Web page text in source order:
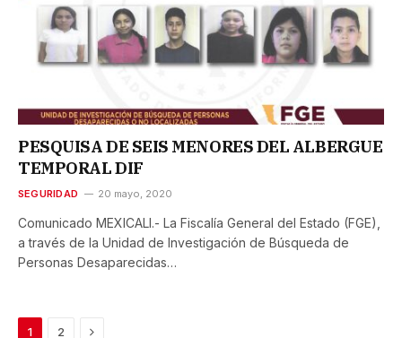
PESQUISA DE SEIS MENORES DEL ALBERGUE
TEMPORAL DIF
SEGURIDAD 20 mayo, 2020
Comunicado MEXICALI.- La Fiscalía General del Estado (FGE),
a través de la Unidad de Investigación de Búsqueda de
Personas Desaparecidas…
1 2 Next